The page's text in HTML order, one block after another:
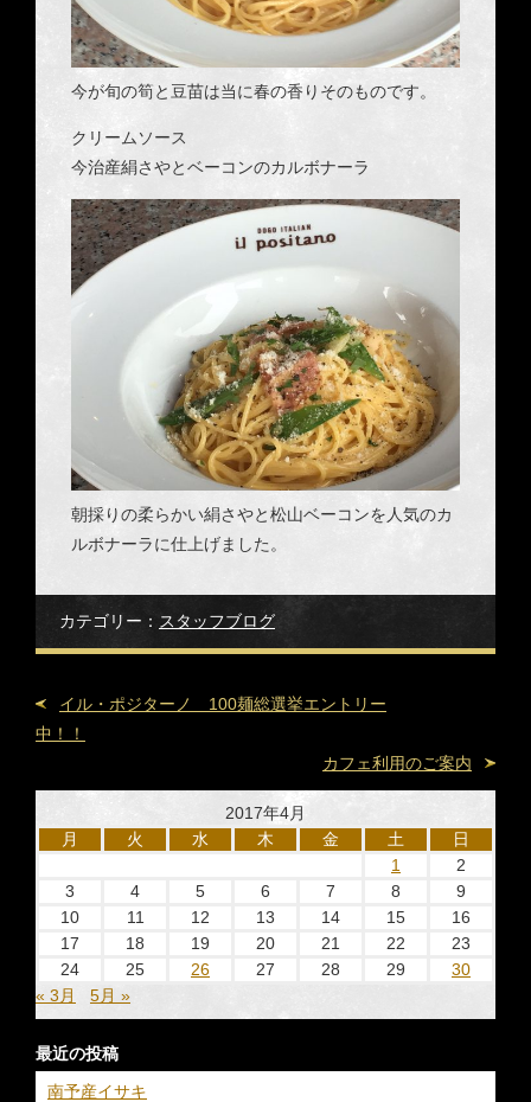
今が旬の筍と豆苗は当に春の香りそのものです。
クリームソース
今治産絹さやとベーコンのカルボナーラ
朝採りの柔らかい絹さやと松山ベーコンを人気のカ
ルボナーラに仕上げました。
カテゴリー： スタッフブログ
イル・ポジターノ 100麺総選挙エントリー
中！！
カフェ利用のご案内
2017年4月
月
火 水 木 金 土
日
1
2
3
4 5 6 7 8
9
10
11 12 13 14 15
16
17
18 19 20 21 22
23
24
25 26 27 28 29
30
« 3月
5月 »
最近の投稿
南予産イサキ